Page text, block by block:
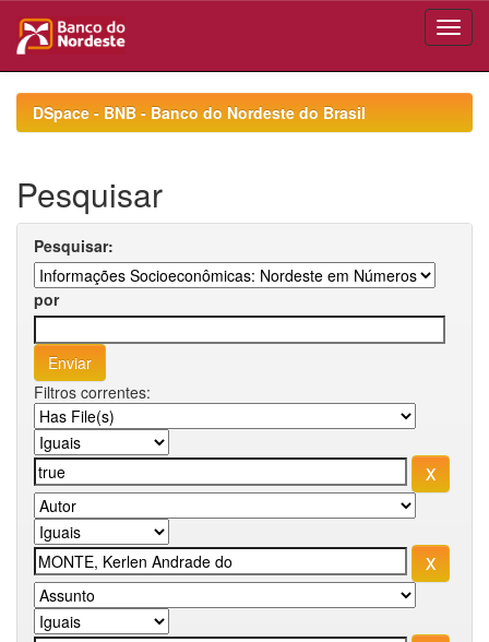
navigationDSpace - BNB - Banco do Nordeste do Brasil
Pesquisar
Pesquisar:
por
Filtros correntes: